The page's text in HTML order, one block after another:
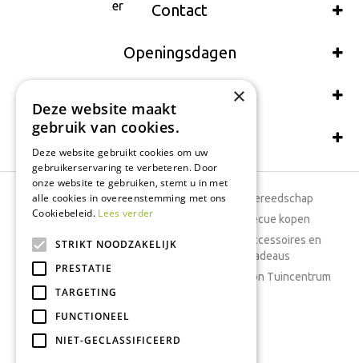
Contact
Openingsdagen
Wij accepteren ook:
Schrijf een recensie
Tuincentrum
Dierenwinkel
Tuinplanten
Tuingereedschap
Barbecue kopen
Woonaccessoires en
cadeaus
Cadeaubon Tuincentrum
Kamerplanten
Moestuin
Boeketten
×
Deze website maakt
gebruik van cookies.
Deze website gebruikt cookies om uw
gebruikerservaring te verbeteren. Door
onze website te gebruiken, stemt u in met
alle cookies in overeenstemming met ons
Cookiebeleid. Lees verder
STRIKT NOODZAKELIJK
PRESTATIE
TARGETING
FUNCTIONEEL
NIET-GECLASSIFICEERD